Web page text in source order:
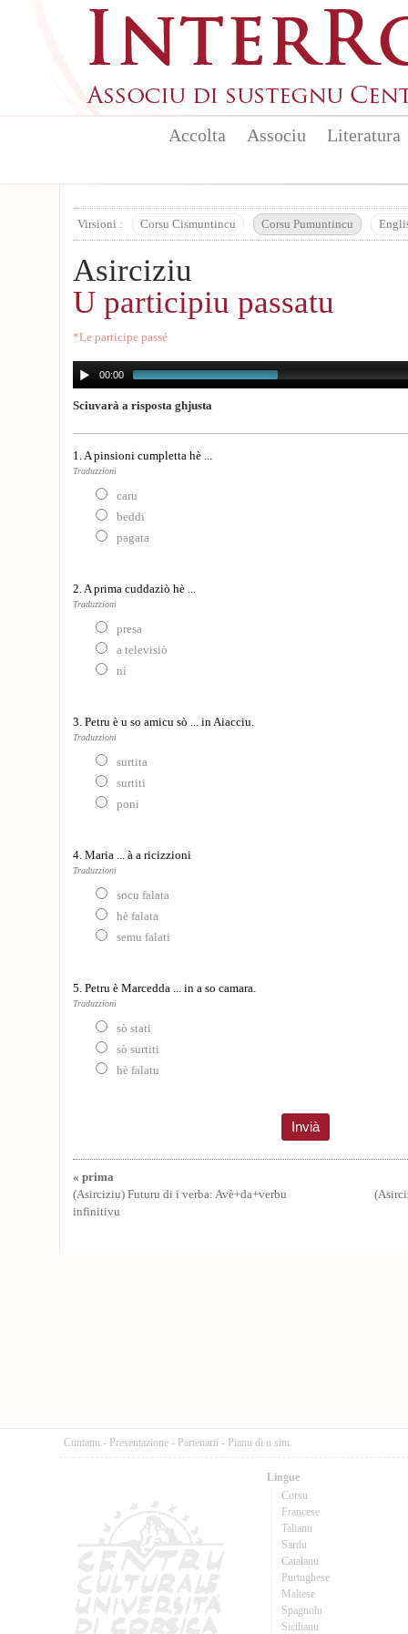
Accolta Associu Literatura
Virsioni : Corsu Cismuntincu Corsu Pumuntincu
Asirciziu
U participiu passatu
*Le participe passé
00:00
Sciuvarà a risposta ghjusta
1. A pinsioni cumpletta hè ...
Traduzzioni
caru
beddi
pagata
2. A prima cuddaziò hè ...
Traduzzioni
presa
a televisiò
ni
3. Petru è u so amicu sò ... in Aiacciu.
Traduzzioni
surtita
surtiti
poni
4. Maria ... à a ricizzioni
Traduzzioni
socu falata
hè falata
semu falati
5. Petru è Marcedda ... in a so camara.
Traduzzioni
sò stati
sò surtiti
hè falatu
« prima
(Asirciziu) Futuru di i verba: Avè+da+verbu
infinitivu
Cuntattu - Presentazione - Partenarii - Pianu di u situ
Lingue
Corsu
Francese
Talianu
Sardu
Catalanu
Purtughese
Maltese
Spagnolu
Sicilianu